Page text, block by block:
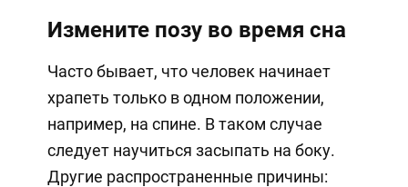
Измените позу во время сна
Часто бывает, что человек начинает
храпеть только в одном положении,
например, на спине. В таком случае
следует научиться засыпать на боку.
Другие распространенные причины: